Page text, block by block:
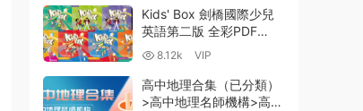
Kids' Box 劍橋國際少兒
英語第二版 全彩PDF
MP3音頻 MP4視頻 白闆
軟件 外教精講課 百度網
盤下載-14GB
8.12k VIP
高中地理合集（已分類）
>高中地理名師機構>高一